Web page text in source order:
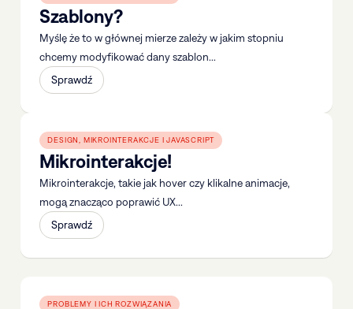
Szablony?
Myślę że to w głównej mierze zależy w jakim stopniu
chcemy modyfikować dany szablon...
Sprawdź
DESIGN, MIKROINTERAKCJE I JAVASCRIPT
Mikrointerakcje!
Mikrointerakcje, takie jak hover czy klikalne animacje,
mogą znacząco poprawić UX...
Sprawdź
PROBLEMY I ICH ROZWIĄZANIA